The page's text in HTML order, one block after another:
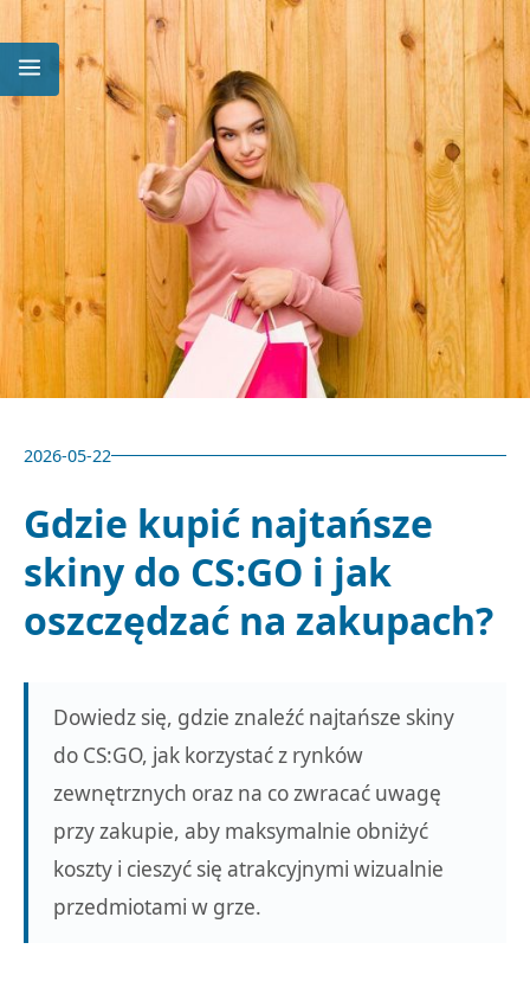
2026-05-22
Gdzie kupić najtańsze
skiny do CS:GO i jak
oszczędzać na zakupach?
Dowiedz się, gdzie znaleźć najtańsze skiny
do CS:GO, jak korzystać z rynków
zewnętrznych oraz na co zwracać uwagę
przy zakupie, aby maksymalnie obniżyć
koszty i cieszyć się atrakcyjnymi wizualnie
przedmiotami w grze.